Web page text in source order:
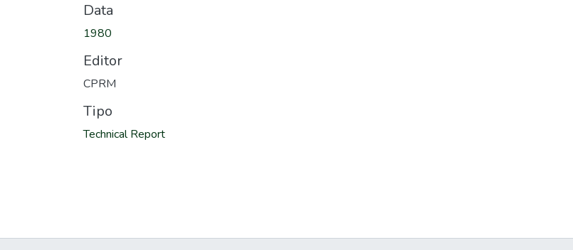
Data
1980
Editor
CPRM
Tipo
Technical Report